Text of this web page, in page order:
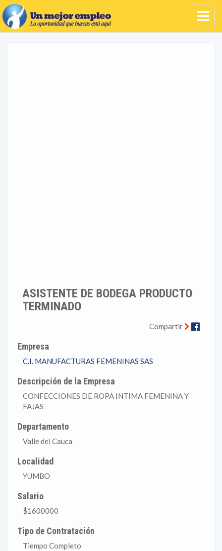
ASISTENTE DE BODEGA PRODUCTO
TERMINADO
Compartir
Empresa
C.I. MANUFACTURAS FEMENINAS SAS
Descripción de la Empresa
CONFECCIONES DE ROPA INTIMA FEMENINA Y
FAJAS
Departamento
Valle del Cauca
Localidad
YUMBO
Salario
$1600000
Tipo de Contratación
Tiempo Completo